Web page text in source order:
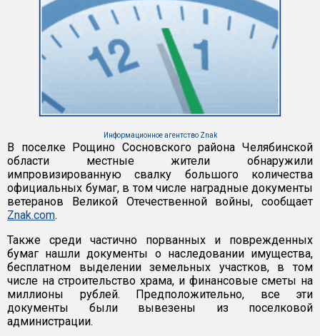
Информационное агентство Znak
В поселке Рощино Сосновского района Челябинской
области местные жители обнаружили
импровизированную свалку большого количества
официальных бумаг, в том числе наградные документы
ветеранов Великой Отечественной войны, сообщает
Znak.com.
Также среди частично порванных и поврежденных
бумаг нашли документы о наследовании имущества,
бесплатном выделении земельных участков, в том
числе на строительство храма, и финансовые сметы на
миллионы рублей. Предположительно, все эти
документы были вывезены из поселковой
администрации.